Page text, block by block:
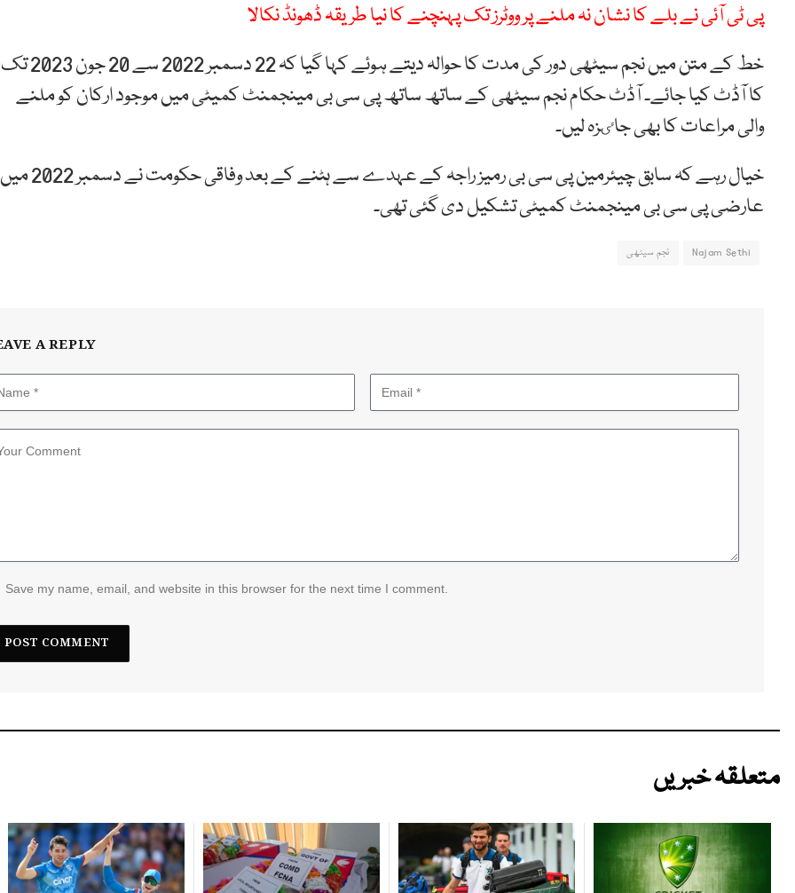
پی ٹی آئی نے بلے کا نشان نہ ملنے پر ووٹرز تک پہنچنے کا نیا طریقہ ڈھونڈ نکالا
خط کے متن میں نجم سیٹھی دور کی مدت کا حوالہ دیتے ہوئے کہا گیا کہ 22 دسمبر 2022 سے 20 جون 2023 تک
کا آڈٹ کیا جائے۔ آڈٹ حکام نجم سیٹھی کے ساتھ ساتھ پی سی بی مینجمنٹ کمیٹی میں موجود ارکان کو ملنے
والی مراعات کا بھی جاٸزہ لیں۔
خیال رہے کہ سابق چیئرمین پی سی بی رمیز راجہ کے عہدے سے ہٹنے کے بعد وفاقی حکومت نے دسمبر 2022 میں
عارضی پی سی بی مینجمنٹ کمیٹی تشکیل دی گئی تھی۔
Najam Sethi نجم سیٹھی
A REPLY
Save my name, email, and website in this browser for the next time I comment.
متعلقہ خبریں